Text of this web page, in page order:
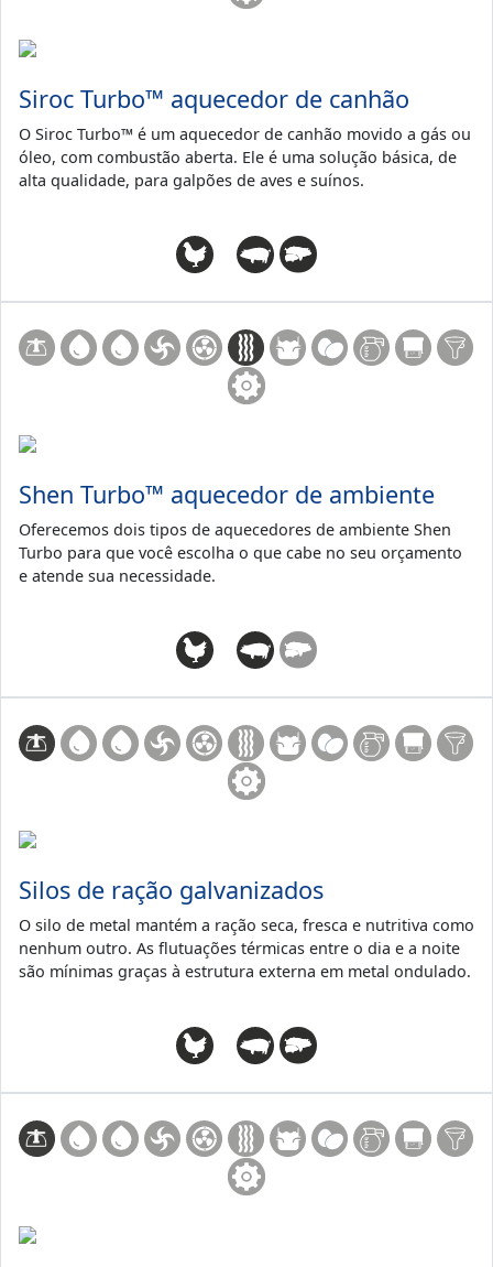
Siroc Turbo™ aquecedor de canhão
O Siroc Turbo™ é um aquecedor de canhão movido a gás ou
óleo, com combustão aberta. Ele é uma solução básica, de
alta qualidade, para galpões de aves e suínos.
Shen Turbo™ aquecedor de ambiente
Oferecemos dois tipos de aquecedores de ambiente Shen
Turbo para que você escolha o que cabe no seu orçamento
e atende sua necessidade.
Silos de ração galvanizados
O silo de metal mantém a ração seca, fresca e nutritiva como
nenhum outro. As flutuações térmicas entre o dia e a noite
são mínimas graças à estrutura externa em metal ondulado.